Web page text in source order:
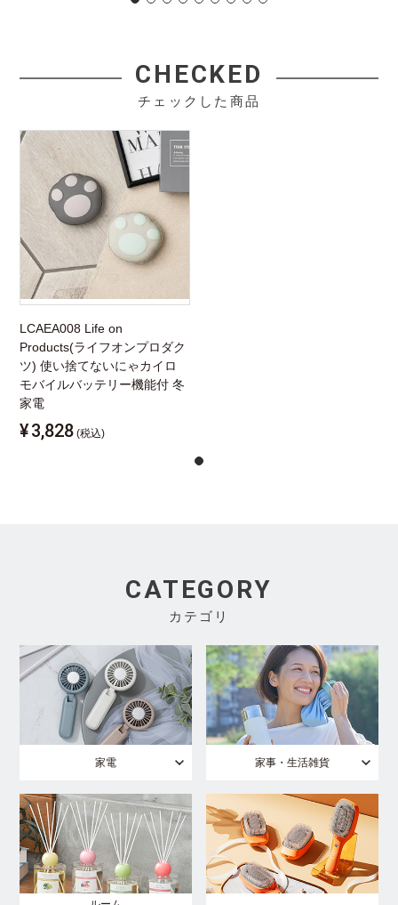
CHECKED
チェックした商品
LCAEA008 Life on
Products(ライフオンプロダク
ツ) 使い捨てないにゃカイロ
モバイルバッテリー機能付 冬
家電
¥3,828 (税込)
CATEGORY
カテゴリ
家電 家事・生活雑貨